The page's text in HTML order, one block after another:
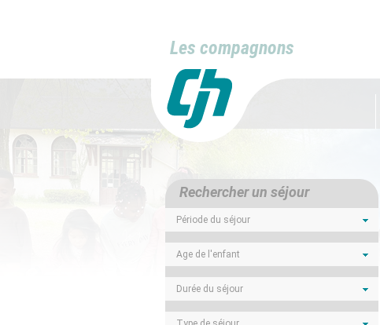
Les compagnons
Rechercher un séjour
Période du séjour
Age de l'enfant
Durée du séjour